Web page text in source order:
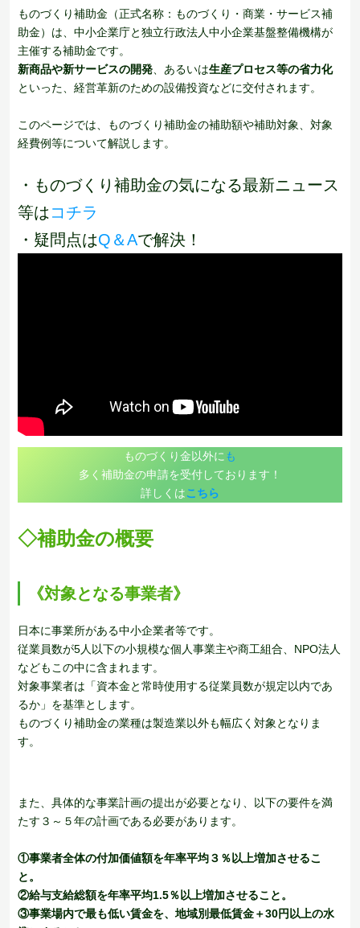
ものづくり補助金（正式名称：ものづくり・商業・サービス補
助金）は、中小企業庁と独立行政法人中小企業基盤整備機構が
主催する補助金です。
新商品や新サービスの開発 、あるいは生産プロセス等の省力化
といった、経営革新のための設備投資などに交付されます。
このページでは、ものづくり補助金の補助額や補助対象、対象
経費例等について解説します。
・ものづくり補助金の気になる最新ニュース
等は コチラ
・疑問点はQ＆Aで解決！
ものづくり金以外に も
多く補助金の申請を受付しております！
詳しくはこちら
◇補助金の概要
《対象となる事業者》
日本に事業所がある中小企業者等です。
従業員数が5人以下の小規模な個人事業主や商工組合、NPO法人
などもこの中に含まれます。
対象事業者は「資本金と常時使用する従業員数が規定以内であ
るか」を基準とします。
ものづくり補助金の業種は製造業以外も幅広く対象となりま
す。
また、具体的な事業計画の提出が必要となり、以下の要件を満
たす３～５年の計画である必要があります。
①事業者全体の付加価値額を年率平均３％以上増加させるこ
と。
②給与支給総額を年率平均1.5％以上増加させること。
③事業場内で最も低い賃金を、地域別最低賃金＋30円以上の水